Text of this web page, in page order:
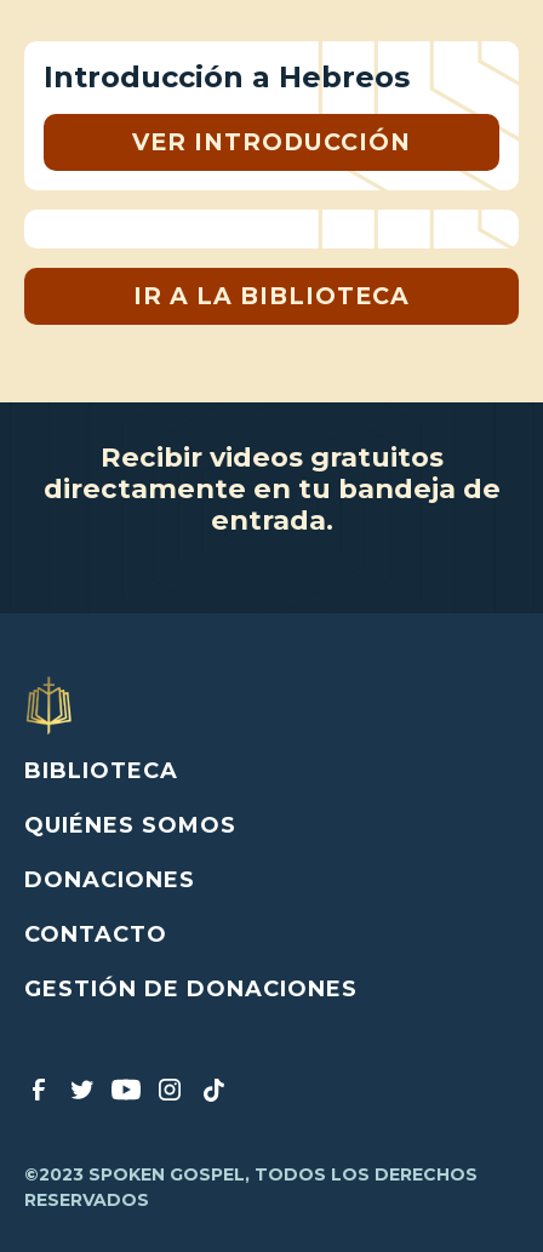
Introducción a Hebreos
VER INTRODUCCIÓN
IR A LA BIBLIOTECA
Recibir videos gratuitos
directamente en tu bandeja de
entrada.
BIBLIOTECA
QUIÉNES SOMOS
DONACIONES
CONTACTO
GESTIÓN DE DONACIONES
©2023 SPOKEN GOSPEL, TODOS LOS DERECHOS
RESERVADOS